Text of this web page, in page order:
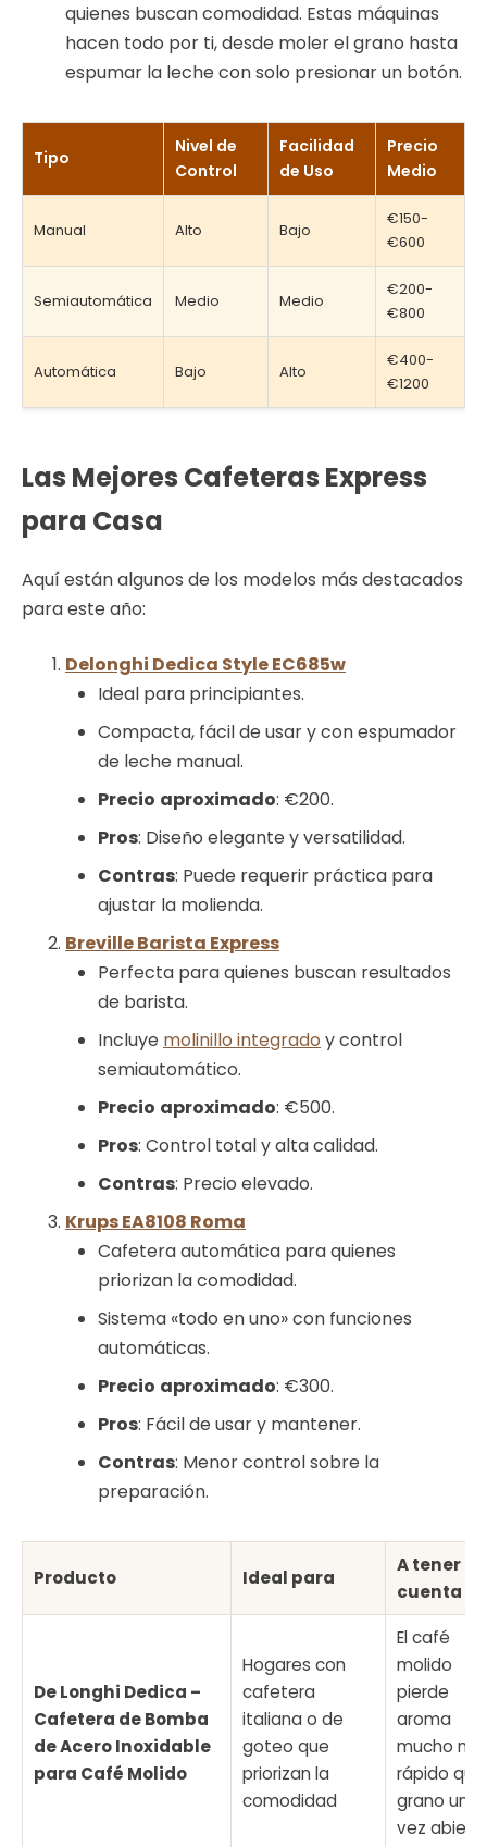
quienes buscan comodidad. Estas máquinas
hacen todo por ti, desde moler el grano hasta
espumar la leche con solo presionar un botón.
Tipo
Nivel de
Control
Facilidad
de Uso
Precio
Medio
Manual Alto Bajo
€150-
€600
Semiautomática Medio Medio
€200-
€800
Automática Bajo Alto
€400-
€1200
Las Mejores Cafeteras Express
para Casa
Aquí están algunos de los modelos más destacados
para este año:
Delonghi Dedica Style EC685w
Ideal para principiantes.
Compacta, fácil de usar y con espumador
de leche manual.
Precio aproximado: €200.
Pros: Diseño elegante y versatilidad.
Contras: Puede requerir práctica para
ajustar la molienda.
Breville Barista Express
Perfecta para quienes buscan resultados
de barista.
Incluye molinillo integrado y control
semiautomático.
Precio aproximado: €500.
Pros: Control total y alta calidad.
Contras: Precio elevado.
Krups EA8108 Roma
Cafetera automática para quienes
priorizan la comodidad.
Sistema «todo en uno» con funciones
automáticas.
Precio aproximado: €300.
Pros: Fácil de usar y mantener.
Contras: Menor control sobre la
preparación.
Producto Ideal para
A tener en
cuenta
De Longhi Dedica –
Cafetera de Bomba
de Acero Inoxidable
para Café Molido
Hogares con
cafetera
italiana o de
goteo que
priorizan la
comodidad
El café
molido
pierde
aroma
mucho
rápido
grano una
vez